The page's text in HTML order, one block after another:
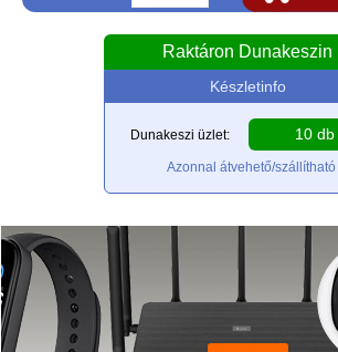
Raktáron Dunakeszin
Készletinfo
Dunakeszi üzlet: 10 db
Azonnal átvehető/szállítható